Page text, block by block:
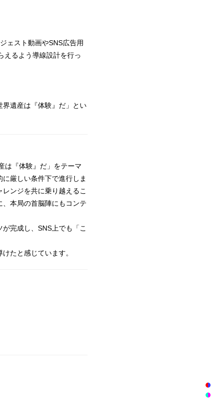
ェスト動画やSNS広告用
えるよう導線設計を行っ
遺産は『体験』だ」とい
は『体験』だ」をテーマ
厳しい条件下で進行しま
ンジを共に乗り越えるこ
本局の首脳陣にもコンテ
完成し、SNS上でも「こ
たと感じています。